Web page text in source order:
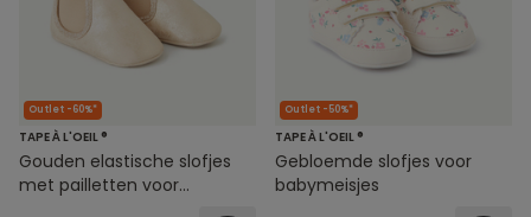
Outlet -60%*
TAPE À L'OEIL ®
Gouden elastische slofjes
met pailletten voor
Outlet -50%*
TAPE À L'OEIL ®
Gebloemde slofjes voor
babymeisjes